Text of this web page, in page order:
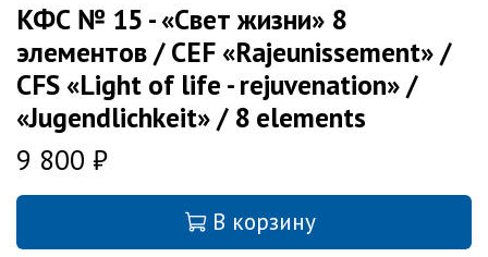
КФС № 15 - «Свет жизни» 8
элементов / CEF «Rajeunissement» /
CFS «Light of life - rejuvenation» /
«Jugendlichkeit» / 8 elements
9 800 ₽
В корзину